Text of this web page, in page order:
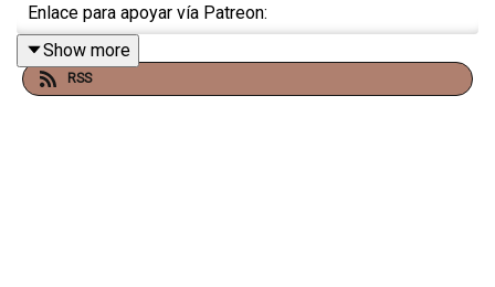
Enlace para apoyar vía Patreon:
https://www.patreon.com/julioastillero
Show more
RSS